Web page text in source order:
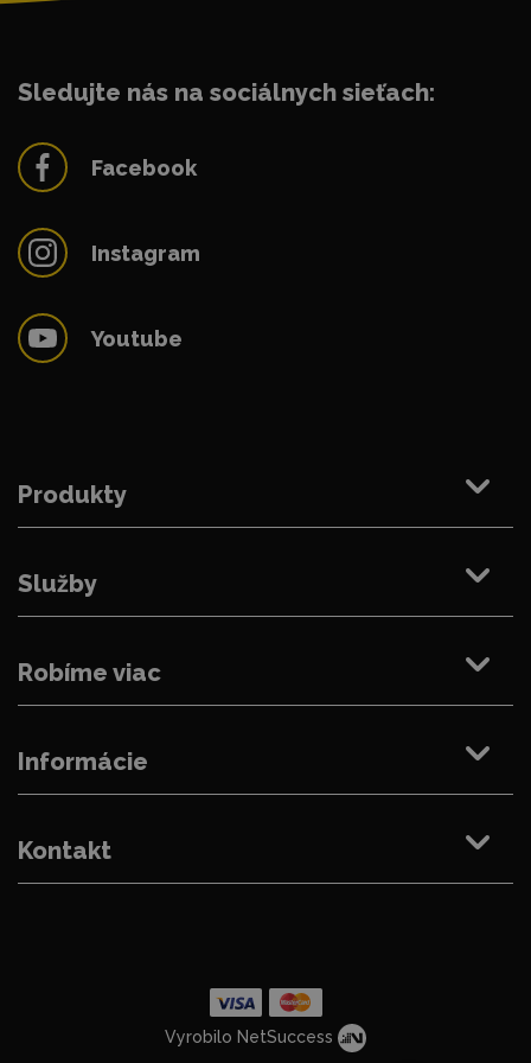
Sledujte nás na sociálnych sieťach:
Facebook
Instagram
Youtube
Produkty
Služby
Robíme viac
Informácie
Kontakt
Vyrobilo NetSuccess